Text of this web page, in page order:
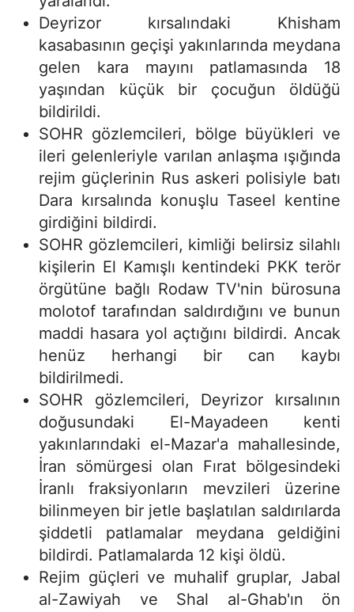
Deyrizor kırsalındaki Khisham
kasabasının geçişi yakınlarında meydana
gelen kara mayını patlamasında 18
yaşından küçük bir çocuğun öldüğü
bildirildi.
SOHR gözlemcileri, bölge büyükleri ve
ileri gelenleriyle varılan anlaşma ışığında
rejim güçlerinin Rus askeri polisiyle batı
Dara kırsalında konuşlu Taseel kentine
girdiğini bildirdi.
SOHR gözlemcileri, kimliği belirsiz silahlı
kişilerin El Kamışlı kentindeki PKK terör
örgütüne bağlı Rodaw TV'nin bürosuna
molotof tarafından saldırdığını ve bunun
maddi hasara yol açtığını bildirdi. Ancak
henüz herhangi bir can kaybı
bildirilmedi.
SOHR gözlemcileri, Deyrizor kırsalının
doğusundaki El-Mayadeen kenti
yakınlarındaki el-Mazar'a mahallesinde,
İran sömürgesi olan Fırat bölgesindeki
İranlı fraksiyonların mevzileri üzerine
bilinmeyen bir jetle başlatılan saldırılarda
şiddetli patlamalar meydana geldiğini
bildirdi. Patlamalarda 12 kişi öldü.
Rejim güçleri ve muhalif gruplar, Jabal
al-Zawiyah ve Shal al-Ghab'ın ön